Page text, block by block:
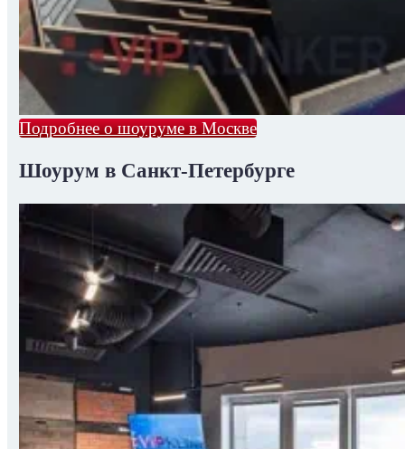
Подробнее о шоуруме в Москве
Шоурум в Санкт-Петербурге